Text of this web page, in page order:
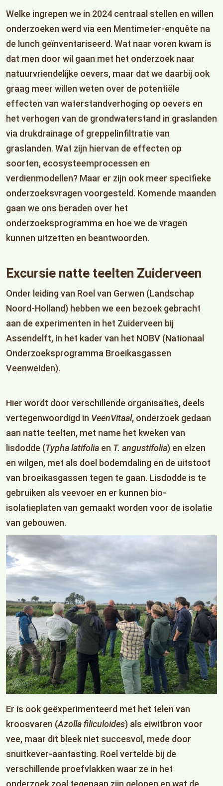
Welke ingrepen we in 2024 centraal stellen en willen
onderzoeken werd via een Mentimeter-enquête na
de lunch geïnventariseerd. Wat naar voren kwam is
dat men door wil gaan met het onderzoek naar
natuurvriendelijke oevers, maar dat we daarbij ook
graag meer willen weten over de potentiële
effecten van waterstandverhoging op oevers en
het verhogen van de grondwaterstand in graslanden
via drukdrainage of greppelinfiltratie van
graslanden. Wat zijn hiervan de effecten op
soorten, ecosysteemprocessen en
verdienmodellen? Maar er zijn ook meer specifieke
onderzoeksvragen voorgesteld. Komende maanden
gaan we ons beraden over het
onderzoeksprogramma en hoe we de vragen
kunnen uitzetten en beantwoorden.
Excursie natte teelten Zuiderveen
Onder leiding van Roel van Gerwen (Landschap
Noord-Holland) hebben we een bezoek gebracht
aan de experimenten in het Zuiderveen bij
Assendelft, in het kader van het NOBV (Nationaal
Onderzoeksprogramma Broeikasgassen
Veenweiden).
Hier wordt door verschillende organisaties, deels
vertegenwoordigd in VeenVitaal, onderzoek gedaan
aan natte teelten, met name het kweken van
lisdodde (Typha latifolia en T. angustifolia) en elzen
en wilgen, met als doel bodemdaling en de uitstoot
van broeikasgassen tegen te gaan. Lisdodde is te
gebruiken als veevoer en er kunnen bio-
isolatieplaten van gemaakt worden voor de isolatie
van gebouwen.
Er is ook geëxperimenteerd met het telen van
kroosvaren (Azolla filiculoides) als eiwitbron voor
vee, maar dit bleek niet succesvol, mede door
snuitkever-aantasting. Roel vertelde bij de
verschillende proefvlakken waar ze in het